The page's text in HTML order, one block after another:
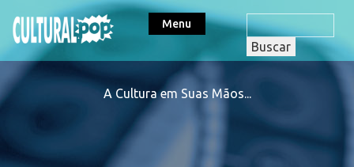
Menu
A Cultura em Suas Mãos...